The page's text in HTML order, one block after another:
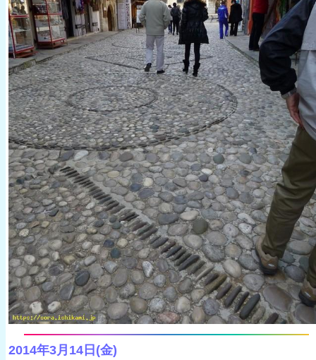
2014年3月14日(金)